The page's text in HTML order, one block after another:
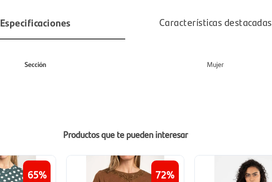
Especificaciones Características destacadas
Sección Mujer
Productos que te pueden interesar
65 72